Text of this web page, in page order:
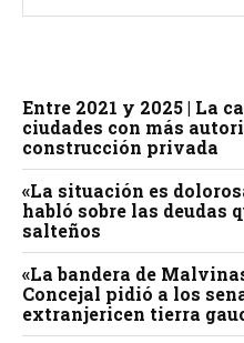
Entre 2021 y 2025 | La
ciudades con más
construcción privada
«La situación es
habló sobre las deudas
salteños
«La bandera de
Concejal pidió a los
extranjericen tierra